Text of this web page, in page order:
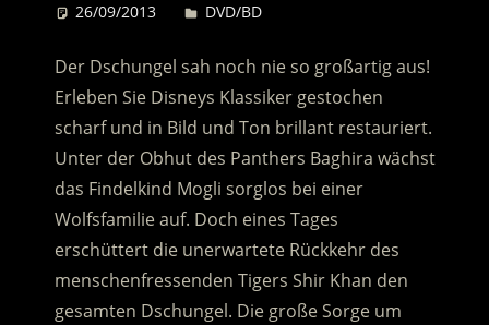
26/09/2013 Desiree
DVD/BD
Der Dschungel sah noch nie so großartig aus!
Erleben Sie Disneys Klassiker gestochen
scharf und in Bild und Ton brillant restauriert.
Unter der Obhut des Panthers Baghira wächst
das Findelkind Mogli sorglos bei einer
Wolfsfamilie auf. Doch eines Tages
erschüttert die unerwartete Rückkehr des
menschenfressenden Tigers Shir Khan den
gesamten Dschungel. Die große Sorge um